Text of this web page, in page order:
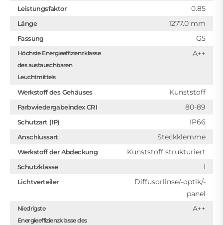
Leistungsfaktor 0.85
Länge 1277.0 mm
Fassung G5
Höchste Energieeffizienzklasse
des austauschbaren
Leuchtmittels
A++
Werkstoff des Gehäuses Kunststoff
Farbwiedergabeindex CRI 80-89
Schutzart (IP) IP66
Anschlussart Steckklemme
Werkstoff der Abdeckung Kunststoff strukturiert
Schutzklasse I
Lichtverteiler
Diffusorlinse/-optik/-
panel
Niedrigste
Energieeffizienzklasse des
A++